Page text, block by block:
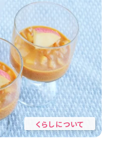
くらしについて